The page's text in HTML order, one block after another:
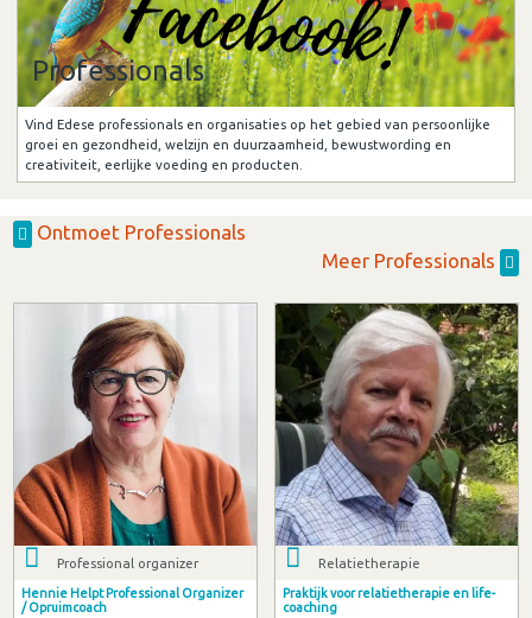
Professionals
Vind Edese professionals en organisaties op het gebied van persoonlijke
groei en gezondheid, welzijn en duurzaamheid, bewustwording en
creativiteit, eerlijke voeding en producten.
Ontmoet Professionals
Meer Professionals
Professional organizer
Hennie Helpt Professional Organizer
/ Opruimcoach
Relatietherapie
Praktijk voor relatietherapie en life-
coaching